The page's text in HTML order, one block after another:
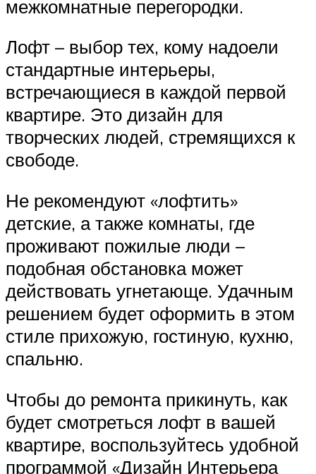
межкомнатные перегородки.
Лофт – выбор тех, кому надоели
стандартные интерьеры,
встречающиеся в каждой первой
квартире. Это дизайн для
творческих людей, стремящихся к
свободе.
Не рекомендуют «лофтить»
детские, а также комнаты, где
проживают пожилые люди –
подобная обстановка может
действовать угнетающе. Удачным
решением будет оформить в этом
стиле прихожую, гостиную, кухню,
спальню.
Чтобы до ремонта прикинуть, как
будет смотреться лофт в вашей
квартире, воспользуйтесь удобной
программой «Дизайн Интерьера